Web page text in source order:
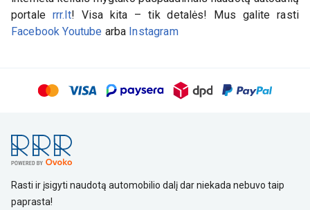
portale rrr.lt! Visa kita – tik detalės! Mus galite rasti
Facebook Youtube arba Instagram
Rasti ir įsigyti naudotą automobilio dalį dar niekada nebuvo taip
paprasta!